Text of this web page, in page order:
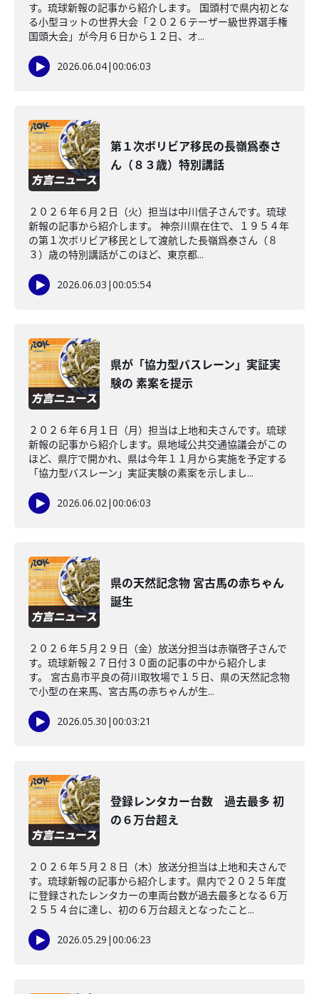
す。琉球新報の記事から紹介します。 国頭村で県内初とな
る小型ヨットの世界大会「２０２６テーザー級世界選手権
国頭大会」が今月６日から１２日、オ...
2026.06.04|00:06:03
第１次ボリビア移民の長嶺爲泰さ
ん（８３歳）特別講話
２０２６年６月２日（火）担当は中川信子さんです。琉球
新報の記事から紹介します。 神奈川県在住で、１９５４年
の第１次ボリビア移民として渡航した長嶺爲泰さん（８
３）歳の特別講話がこのほど、東京都...
2026.06.03 |00:05:54
県が「協力型バスレーン」実証実
験の 素案を提示
２０２６年６月１日（月）担当は上地和夫さんです。琉球
新報の記事から紹介します。県地域公共交通協議会がこの
ほど、県庁で開かれ、県は今年１１月から実施を予定する
「協力型バスレーン」実証実験の素案を示しまし...
2026.06.02|00:06:03
県の天然記念物 宮古馬の赤ちゃん
誕生
２０２６年５月２９日（金）放送分担当は赤嶺啓子さんで
す。琉球新報２７日付３０面の記事の中から紹介しま
す。 宮古島市平良の荷川取牧場で１５日、県の天然記念物
で小型の在来馬、宮古馬の赤ちゃんが生...
2026.05.30 |00:03:21
登録レンタカー台数 過去最多 初
の６万台超え
２０２６年５月２８日（木）放送分担当は上地和夫さんで
す。琉球新報の記事から紹介します。県内で２０２５年度
に登録されたレンタカーの車両台数が過去最多となる６万
２５５４台に達し、初の６万台超えとなったこと...
2026.05.29 |00:06:23